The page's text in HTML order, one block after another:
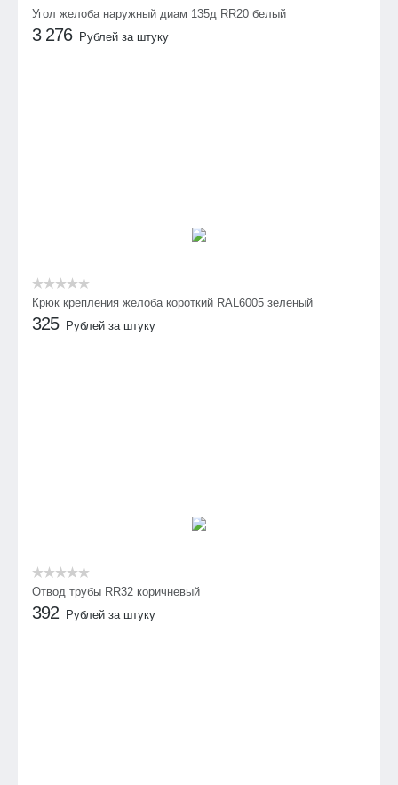
Угол желоба наружный диам 135д RR20 белый
3 276 Рублей за штуку
Крюк крепления желоба короткий RAL6005 зеленый
325 Рублей за штуку
Отвод трубы RR32 коричневый
392 Рублей за штуку